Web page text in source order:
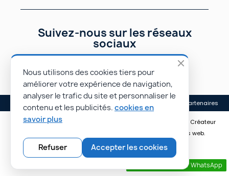
Suivez-nous sur les réseaux
sociaux
Mentions légales Conditions générales de vente Nos partenaires
© Rapidoprinting.fr 2026 | Site réalisé par Monsieur PIERROT • Créateur
de sites e-commerce • Rayonnez plus loin avec nos sites web.
Contactez nous par WhatsApp
Nous utilisons des cookies tiers pour
améliorer votre expérience de navigation,
analyser le trafic du site et personnaliser le
contenu et les publicités. cookies en
savoir plus
Accepter les cookies
Refuser